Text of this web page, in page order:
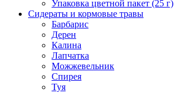
Упаковка цветной пакет (25 г)
Сидераты и кормовые травы
Барбарис
Дерен
Калина
Лапчатка
Можжевельник
Спирея
Туя